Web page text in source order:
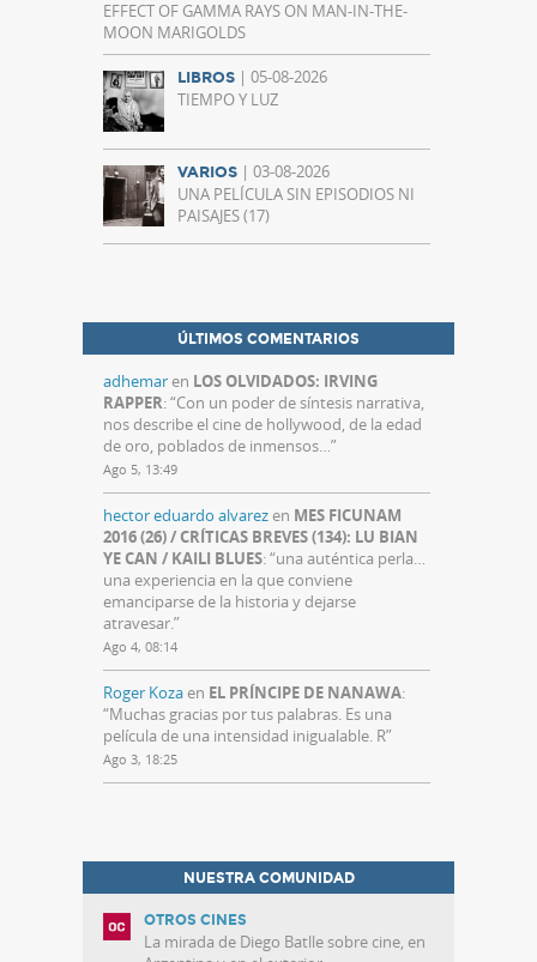
EFFECT OF GAMMA RAYS ON MAN-IN-THE-
MOON MARIGOLDS
LIBROS | 05-08-2026
TIEMPO Y LUZ
VARIOS | 03-08-2026
UNA PELÍCULA SIN EPISODIOS NI
PAISAJES (17)
ÚLTIMOS COMENTARIOS
adhemaren LOS OLVIDADOS: IRVING
RAPPER: “Con un poder de síntesis narrativa,
nos describe el cine de hollywood, de la edad
de oro, poblados de inmensos…”
Ago 5, 13:49
hector eduardo alvarezen MES FICUNAM
2016 (26) / CRÍTICAS BREVES (134): LU BIAN
YE CAN / KAILI BLUES: “una auténtica perla…
una experiencia en la que conviene
emanciparse de la historia y dejarse
atravesar.”
Ago 4, 08:14
Roger Kozaen EL PRÍNCIPE DE NANAWA:
“Muchas gracias por tus palabras. Es una
película de una intensidad inigualable. R”
Ago 3, 18:25
NUESTRA COMUNIDAD
OTROS CINES
La mirada de Diego Batlle sobre cine, en